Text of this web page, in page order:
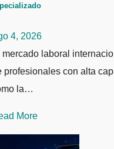
4, 2026
mercado laboral
profesionales con alta
la…
More